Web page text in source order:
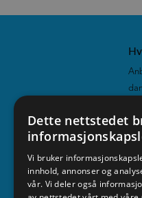
Dette nettstedet
Vi bruker
innhold, annonser og
vår. Vi deler også